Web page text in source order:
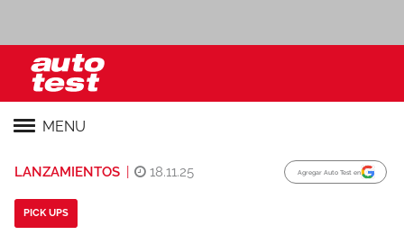
MENU
LANZAMIENTOS 18.11.25 Agregar Auto Test en
PICK UPS